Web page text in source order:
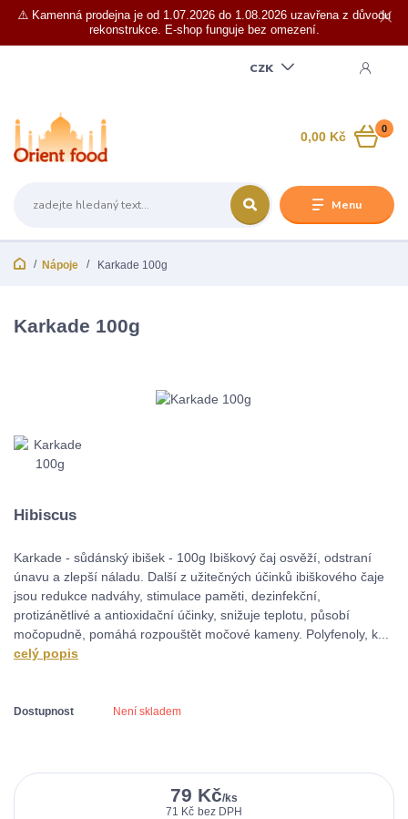
⚠️ Kamenná prodejna je od 1.07.2026 do 1.08.2026 uzavřena z důvodu
rekonstrukce. E-shop funguje bez omezení.
Menu
CZK
0
0,00 Kč
Nápoje Karkade 100g
Karkade 100g
Hibiscus
Karkade - sůdánský ibišek - 100g Ibiškový čaj osvěží, odstraní
únavu a zlepší náladu. Další z užitečných účinků ibiškového čaje
jsou redukce nadváhy, stimulace paměti, dezinfekční,
protizánětlivé a antioxidační účinky, snižuje teplotu, působí
močopudně, pomáhá rozpouštět močové kameny. Polyfenoly, k...
celý popis
Dostupnost Není skladem
79 Kč/ks
71 Kč bez DPH